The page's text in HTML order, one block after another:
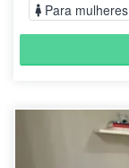
Para mulheres